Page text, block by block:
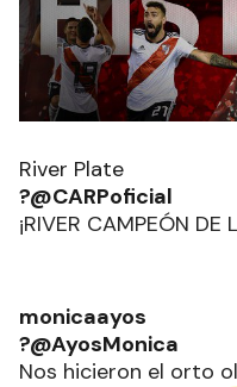
River Plate
?@CARPoficial
¡RIVER CAMPEÓN DE
monicaayos
?@AyosMonica
Nos hicieron el orto